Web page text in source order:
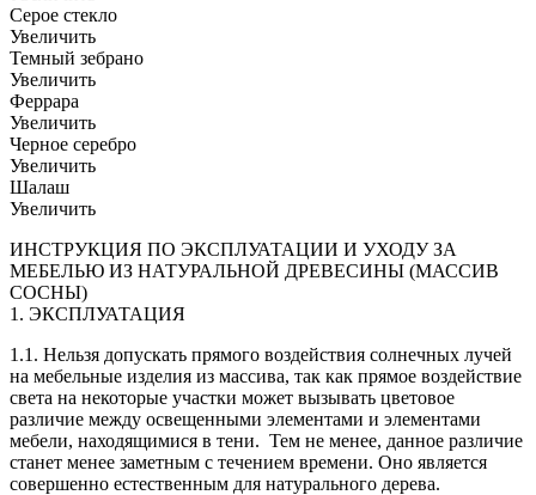
Серое стекло
Увеличить
Темный зебрано
Увеличить
Феррара
Увеличить
Черное серебро
Увеличить
Шалаш
Увеличить
ИНСТРУКЦИЯ ПО ЭКСПЛУАТАЦИИ И УХОДУ ЗА
МЕБЕЛЬЮ ИЗ НАТУРАЛЬНОЙ ДРЕВЕСИНЫ (МАССИВ
СОСНЫ)
1. ЭКСПЛУАТАЦИЯ
1.1. Нельзя допускать прямого воздействия солнечных лучей
на мебельные изделия из массива, так как прямое воздействие
света на некоторые участки может вызывать цветовое
различие между освещенными элементами и элементами
мебели, находящимися в тени. Тем не менее, данное различие
станет менее заметным с течением времени. Оно является
совершенно естественным для натурального дерева.